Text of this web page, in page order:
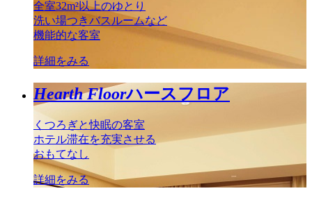
全室32m²以上のゆとり
洗い場つきバスルームなど
機能的な客室
詳細をみる
Hearth Floorハースフロア
くつろぎと快眠の客室
ホテル滞在を充実させる
おもてなし
詳細をみる